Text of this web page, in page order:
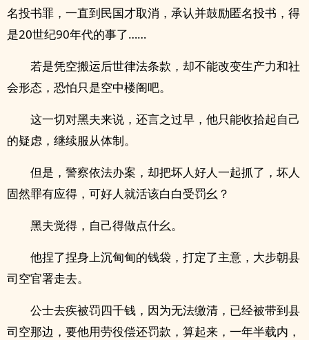
名投书罪，一直到民国才取消，承认并鼓励匿名投书，得
是20世纪90年代的事了……
若是凭空搬运后世律法条款，却不能改变生产力和社
会形态，恐怕只是空中楼阁吧。
这一切对黑夫来说，还言之过早，他只能收拾起自己
的疑虑，继续服从体制。
但是，警察依法办案，却把坏人好人一起抓了，坏人
固然罪有应得，可好人就活该白白受罚幺？
黑夫觉得，自己得做点什幺。
他捏了捏身上沉甸甸的钱袋，打定了主意，大步朝县
司空官署走去。
公士去疾被罚四千钱，因为无法缴清，已经被带到县
司空那边，要他用劳役偿还罚款，算起来，一年半载内，